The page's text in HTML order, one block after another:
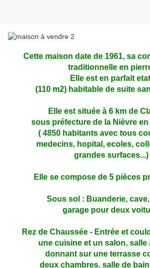
Cette maison date de 1961, sa
traditionnelle en
Elle est en parfait
(110 m2) habitable de suite
Elle est située à 6 km de
sous préfecture de la Nièvre
( 4850 habitants avec tous
medecins, hopital, ecoles,
grandes surfaces...)
Elle se compose de 5 pièces
Sous sol : Buanderie,
garage pour deux
Rez de Chaussée - Entrée et
une cuisine et un salon, salle
donnant sur une terrasse
deux chambres, salle de